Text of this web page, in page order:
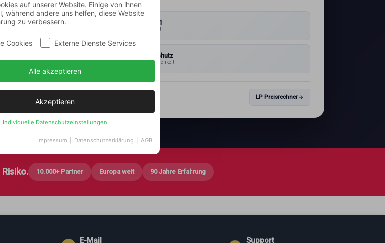
ISO 9001
zertifiziert
Datenschutz
& Vertraulichkeit
LP Preisrechner
Risiko. 10.000+ Partner Europa weit 90 Jahre Erfahrung
E-Mail Support
auf unserer Website. Einige von ihnen
während andere uns helfen, diese Website
zu verbessern.
Cookies Externe Dienste Services
Alle akzeptieren
Akzeptieren
Individuelle Datenschutzeinstellungen
Impressum Datenschutzerklärung AGB